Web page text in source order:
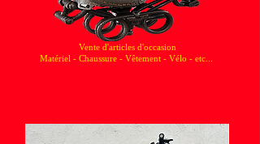
Vente d'articles d'occasion
Matériel - Chaussure - Vêtement - Vélo - etc...